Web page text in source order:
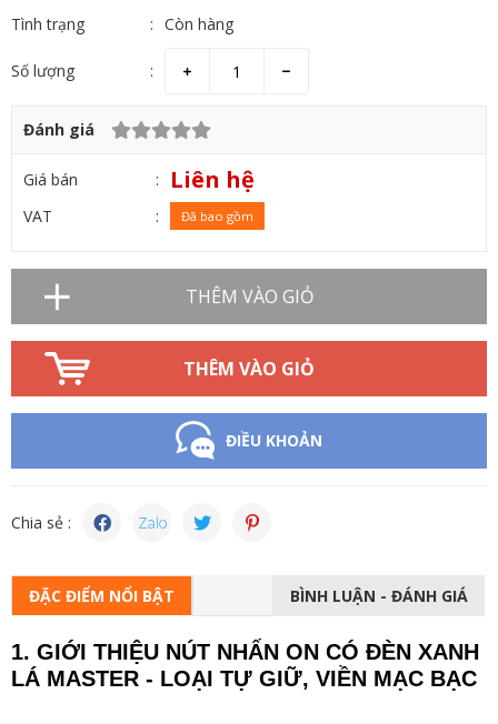
Tình trạng
Còn hàng
Số lượng
Đánh giá
Giá bán Liên hệ
VAT Đã bao gồm
THÊM VÀO GIỎ
THÊM VÀO GIỎ
ĐIỀU KHOẢN
Chia sẻ :
ĐẶC ĐIỂM NỔI BẬT BÌNH LUẬN - ĐÁNH GIÁ
1. GIỚI THIỆU NÚT NHẤN ON CÓ ĐÈN XANH
LÁ MASTER - LOẠI TỰ GIỮ, VIỀN MẠC BẠC